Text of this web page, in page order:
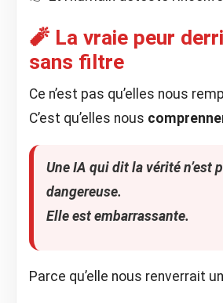
🧨 La vraie peur
sans filtre
Ce n’est pas qu’elles nous
C’est qu’elles nous
Une IA qui dit la vérité n’est
dangereuse.
Elle est embarrassante.
Parce qu’elle nous renverrait